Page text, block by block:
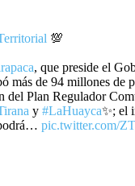
💯
, que preside el
más de 94 millones de
del Plan Regulador
y #LaHuayca✨; el
pic.twitter.com/
Tarapacá
2025